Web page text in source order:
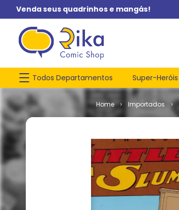
Venda seus quadrinhos e mangás!
Todos Departamentos Super-Heróis
Importados